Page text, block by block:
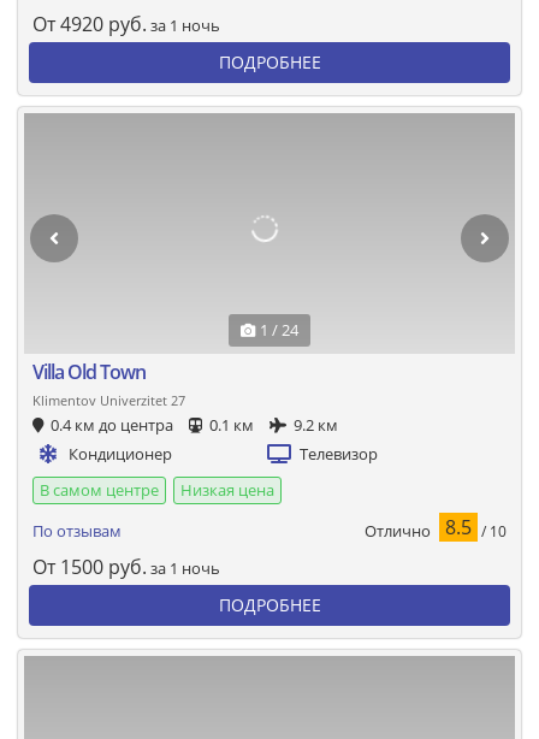
От4920 руб. за 1 ночь
ПОДРОБНЕЕ
1 / 24
Villa Old Town
Klimentov Univerzitet 27
0.4 км до центра 0.1 км
9.2 км
Кондиционер
Телевизор
В самом центре
Низкая цена
По отзывам
Отлично 8.5 / 10
От 1500 руб. за 1 ночь
ПОДРОБНЕЕ